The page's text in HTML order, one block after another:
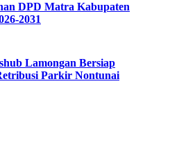
DPD Matra Kabupaten
2031
Lamongan Bersiap
Parkir Nontunai